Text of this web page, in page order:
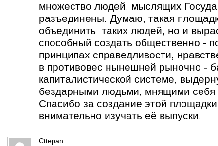
множество людей, мыслящих
разъединены. Думаю, такая
объединить таких людей, но и
способный создать общественно -
принципах справедливости,
в противовес нынешней рыночно -
капиталистической системе,
бездарными людьми, мнящими себя
Спасибо за создание этой
внимательно изучать её выпуски.
Cttepan